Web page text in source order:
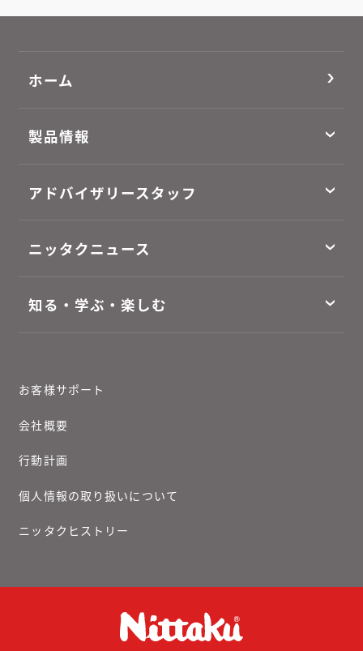
ホーム
製品情報
アドバイザリースタッフ
ニッタクニュース
知る・学ぶ・楽しむ
お客様サポート
会社概要
行動計画
個人情報の取り扱いについて
ニッタクヒストリー